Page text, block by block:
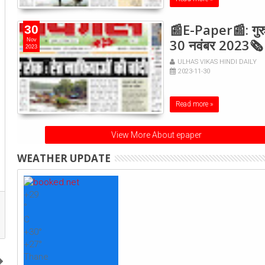
30
Nov
2023
📰E-Paper📰:
30 नवंबर 2023🗞
ULHAS VIKAS HINDI DAILY
2023-11-30
Read more »
View More About epaper
WEATHER UPDATE
+29
°
C
+30°
+27°
Thane